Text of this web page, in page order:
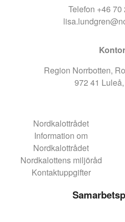
Telefon +46 70
Kontor
Region Norrbotten,
972 41
Nordkalottrådet
Information om
Nordkalottrådet
Nordkalottens miljöråd
Kontaktuppgifter